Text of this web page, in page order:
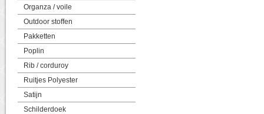
Organza / voile
Outdoor stoffen
Pakketten
Poplin
Rib / corduroy
Ruitjes Polyester
Satijn
Schilderdoek